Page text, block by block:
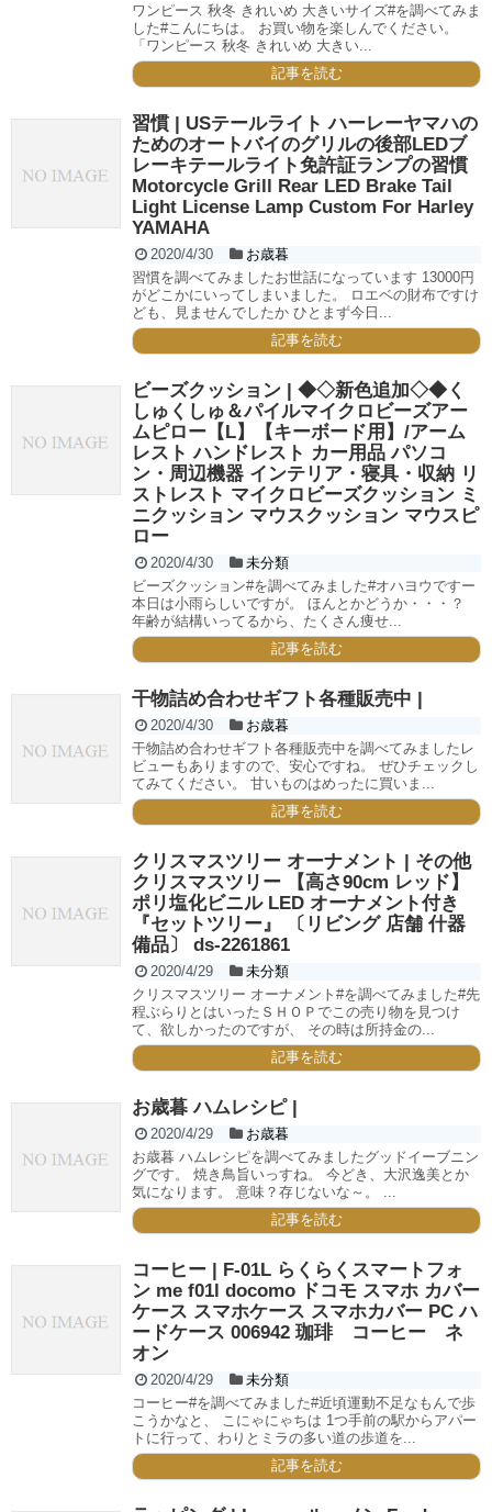
ワンピース 秋冬 きれいめ 大きいサイズ#を調べてみま
した#こんにちは。 お買い物を楽しんでください。
「ワンピース 秋冬 きれいめ 大きい...
記事を読む
習慣 | USテールライト ハーレーヤマハの
ためのオートバイのグリルの後部LEDブ
レーキテールライト免許証ランプの習慣
Motorcycle Grill Rear LED Brake Tail
Light License Lamp Custom For Harley
YAMAHA
2020/4/30
お歳暮
習慣を調べてみましたお世話になっています 13000円
がどこかにいってしまいました。 ロエベの財布ですけ
ども、見ませんでしたか ひとまず今日...
記事を読む
ビーズクッション | ◆◇新色追加◇◆く
しゅくしゅ＆パイルマイクロビーズアー
ムピロー【L】【キーボード用】/アーム
レスト ハンドレスト カー用品 パソコ
ン・周辺機器 インテリア・寝具・収納 リ
ストレスト マイクロビーズクッション ミ
ニクッション マウスクッション マウスピ
ロー
2020/4/30
未分類
ビーズクッション#を調べてみました#オハヨウですー
本日は小雨らしいですが。 ほんとかどうか・・・？
年齢が結構いってるから、たくさん痩せ...
記事を読む
干物詰め合わせギフト各種販売中 |
2020/4/30
お歳暮
干物詰め合わせギフト各種販売中を調べてみましたレ
ビューもありますので、安心ですね。 ぜひチェックし
てみてください。 甘いものはめったに買いま...
記事を読む
クリスマスツリー オーナメント | その他
クリスマスツリー 【高さ90cm レッド】
ポリ塩化ビニル LED オーナメント付き
『セットツリー』 〔リビング 店舗 什器
備品〕 ds-2261861
2020/4/29
未分類
クリスマスツリー オーナメント#を調べてみました#先
程ぶらりとはいったＳＨＯＰでこの売り物を見つけ
て、欲しかったのですが、 その時は所持金の...
記事を読む
お歳暮 ハムレシピ |
2020/4/29
お歳暮
お歳暮 ハムレシピを調べてみましたグッドイーブニン
グです。 焼き鳥旨いっすね。 今どき、大沢逸美とか
気になります。 意味？存じないな～。 ...
記事を読む
コーヒー | F-01L らくらくスマートフォ
ン me f01l docomo ドコモ スマホ カバー
ケース スマホケース スマホカバー PC ハ
ードケース 006942 珈琲 コーヒー ネ
オン
2020/4/29
未分類
コーヒー#を調べてみました#近頃運動不足なもんで歩
こうかなと、 こにゃにゃちは 1つ手前の駅からアパー
トに行って、わりとミラの多い道の歩道を...
記事を読む